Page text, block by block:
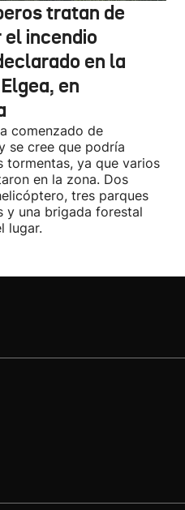
tratan de
incendio
en la
en
comenzado de
se cree que podría
tormentas, ya que varios
en la zona. Dos
tres parques
y una brigada forestal
lugar.